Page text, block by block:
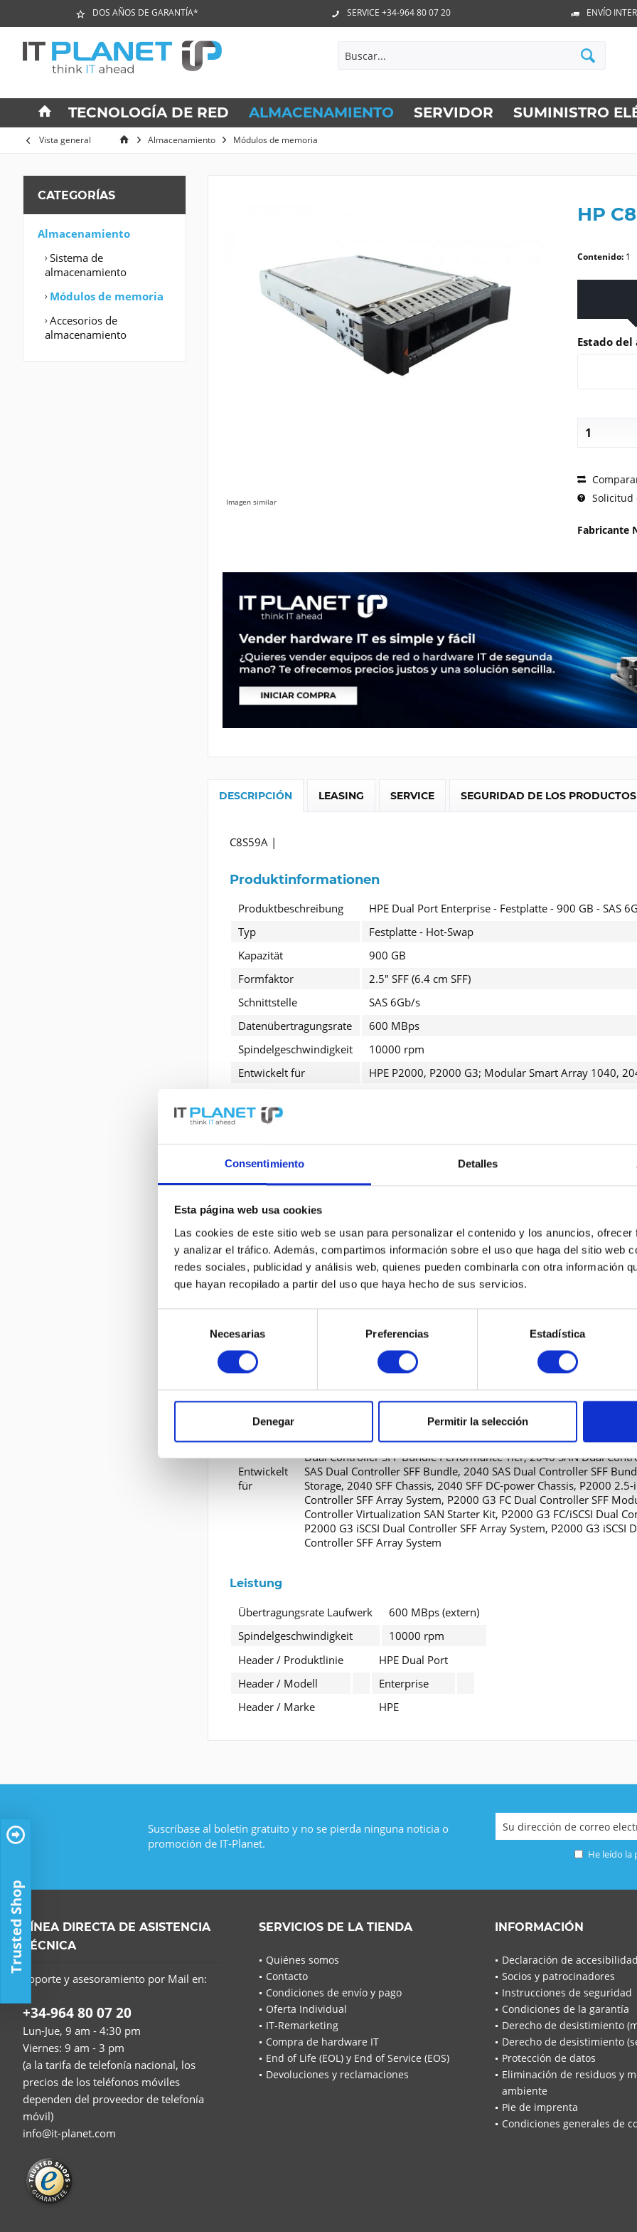
Consentimiento Detalles
Esta página web usa cookies
Las cookies de este sitio web se usan para personalizar el contenido y los anuncios,
y analizar el tráfico. Además, compartimos información sobre el uso que haga del sitio web
redes sociales, publicidad y análisis web, quienes pueden combinarla con otra información
que hayan recopilado a partir del uso que haya hecho de sus servicios.
consentimiento
Necesarias Preferencias Estadística
Denegar Permitir la selección
DOS AÑOS DE GARANTÍA* SERVICE +34-964 80 07 20 ENVÍO
TECNOLOGÍA DE RED ALMACENAMIENTO SERVIDOR SUMINISTRO
Vista general Almacenamiento Módulos de memoria
CATEGORÍAS
Almacenamiento
Sistema de
almacenamiento
Módulos de memoria
Accesorios de
almacenamiento
Imagen similar
HP
Contenido: 1
Estado
He
Solicitud
Fabricante
DESCRIPCIÓN LEASING SERVICE SEGURIDAD DE LOS PRODUCTOS
C8S59A |
Produktinformationen
Produktbeschreibung
HPE Dual Port Enterprise - Festplatte - 900 GB - SAS
Typ
Festplatte - Hot-Swap
Kapazität
900 GB
Formfaktor
2.5" SFF (6.4 cm SFF)
Schnittstelle
SAS 6Gb/s
Datenübertragungsrate
600 MBps
Spindelgeschwindigkeit
10000 rpm
Entwickelt für
HPE P2000, P2000 G3; Modular Smart Array 1040,
Erweiterte Produktdetails
Gerätetyp
Festplatte - Hot-Swap
Kapazität
900 GB
Formfaktor
2.5" SFF (6.4 cm SFF)
Schnittstelle
SAS 6Gb/s
Erweiterung und Konnektivität
Entwickelt
für
HPE P2000 DC-power SFF Chassis, P2000 G3 FC Dual Controller,
Array 1040 Dual Controller SFF Bundle, 1040 Dual Controller SFF
2040 Dual Controller SFF Bundle, 2040 FC Dual Controller SFF
Dual Controller SFF Bundle Performance Tier, 2040 SAN Dual
SAS Dual Controller SFF Bundle, 2040 SAS Dual Controller SFF
Storage, 2040 SFF Chassis, 2040 SFF DC-power Chassis, P2000
Controller SFF Array System, P2000 G3 FC Dual Controller SFF
Controller Virtualization SAN Starter Kit, P2000 G3 FC/iSCSI Dual
P2000 G3 iSCSI Dual Controller SFF Array System, P2000 G3 iSCSI
Controller SFF Array System
Leistung
Übertragungsrate Laufwerk
600 MBps (extern)
Spindelgeschwindigkeit
10000 rpm
Header / Produktlinie
HPE Dual Port
Header / Modell
Enterprise
Header / Marke
HPE
Suscríbase al boletín gratuito y no se pierda ninguna noticia o
promoción de IT-Planet.
He leído la
LÍNEA DIRECTA DE ASISTENCIA
TÉCNICA
Soporte y asesoramiento por Mail en:
+34-964 80 07 20
Lun-Jue, 9 am - 4:30 pm
Viernes: 9 am - 3 pm
(a la tarifa de telefonía nacional, los
precios de los teléfonos móviles
dependen del proveedor de telefonía
móvil)
info@it-planet.com
SERVICIOS DE LA TIENDA
Quiénes somos
Contacto
Condiciones de envío y pago
Oferta Individual
IT-Remarketing
Compra de hardware IT
End of Life (EOL) y End of Service (EOS)
Devoluciones y reclamaciones
INFORMACIÓN
Declaración de
Socios y patrocinadores
Instrucciones de seguridad
Condiciones de la garantía
Derecho de desistimiento
Derecho de desistimiento
Protección de datos
Eliminación de residuos y
ambiente
Pie de imprenta
Condiciones generales de
Trusted Shop